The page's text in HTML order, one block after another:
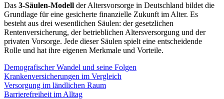
Das 3-Säulen-Modell der Altersvorsorge in Deutschland bildet die
Grundlage für eine gesicherte finanzielle Zukunft im Alter. Es
besteht aus drei wesentlichen Säulen: der gesetzlichen
Rentenversicherung, der betrieblichen Altersversorgung und der
privaten Vorsorge. Jede dieser Säulen spielt eine entscheidende
Rolle und hat ihre eigenen Merkmale und Vorteile.
Demografischer Wandel und seine Folgen
Krankenversicherungen im Vergleich
Versorgung im ländlichen Raum
Barrierefreiheit im Alltag